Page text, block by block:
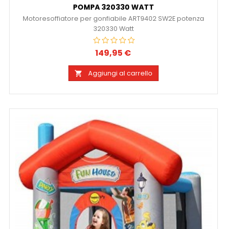
POMPA 320330 WATT
Motoresoffiatore per gonfiabile ART9402 SW2E potenza
320330 Watt
Prezzo
149,95 €
 Aggiungi al carrello